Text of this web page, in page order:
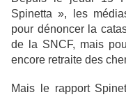
Spinetta », les
pour dénoncer la
de la SNCF, mais
encore retraite des
Mais le rapport